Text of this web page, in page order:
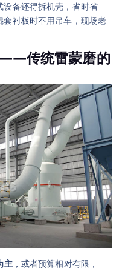
备还得拆机壳，省时省
套衬板时不用吊车，现场老
传统雷蒙磨的
主，或者预算相对有限，